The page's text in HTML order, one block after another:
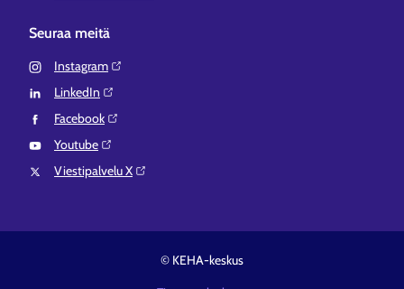
Seuraa meitä
Instagram⁠
LinkedIn⁠
Facebook⁠
Youtube⁠
Viestipalvelu X⁠
© KEHA-keskus